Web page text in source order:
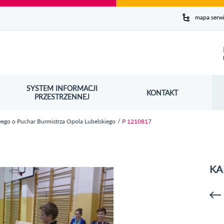
mapa
SYSTEM INFORMACJI
PRZESTRZENNEJ
OTWORZY SIĘ W NOWYM OKNIE KONTAKT
o Puchar Burmistrza Opola Lubelskiego P 1210817